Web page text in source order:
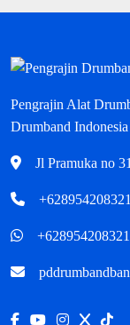
Pengrajin Alat
Drumband Indonesia
Jl Pramuka no